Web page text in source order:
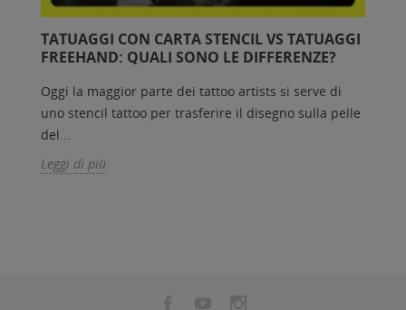
TATUAGGI CON CARTA STENCIL VS TATUAGGI
FREEHAND: QUALI SONO LE DIFFERENZE?
Oggi la maggior parte dei tattoo artists si serve di
uno stencil tattoo per trasferire il disegno sulla pelle
del...
Leggi di più